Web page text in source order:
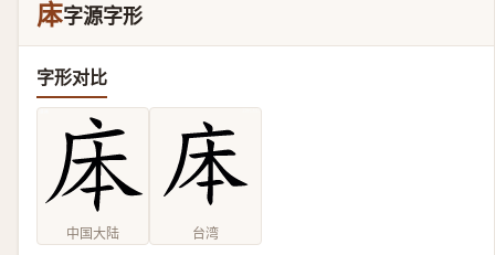
㡷字源字形
字形对比
中国大陆 台湾